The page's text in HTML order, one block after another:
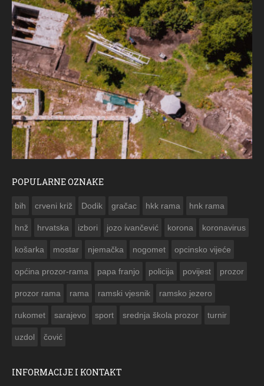
POPULARNE OZNAKE
bih crveni križ Dodik gračac hkk rama hnk rama
hnž hrvatska izbori jozo ivančević korona koronavirus
košarka mostar njemačka nogomet opcinsko vijeće
općina prozor-rama papa franjo policija povijest prozor
prozor rama rama ramski vjesnik ramsko jezero
rukomet sarajevo sport srednja škola prozor turnir
uzdol čović
INFORMACIJE I KONTAKT